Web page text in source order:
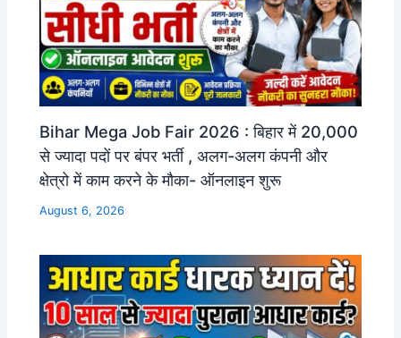
Bihar Mega Job Fair 2026 : बिहार में 20,000
से ज्यादा पदों पर बंपर भर्ती , अलग-अलग कंपनी और
क्षेत्रो में काम करने के मौका- ऑनलाइन शुरू
August 6, 2026